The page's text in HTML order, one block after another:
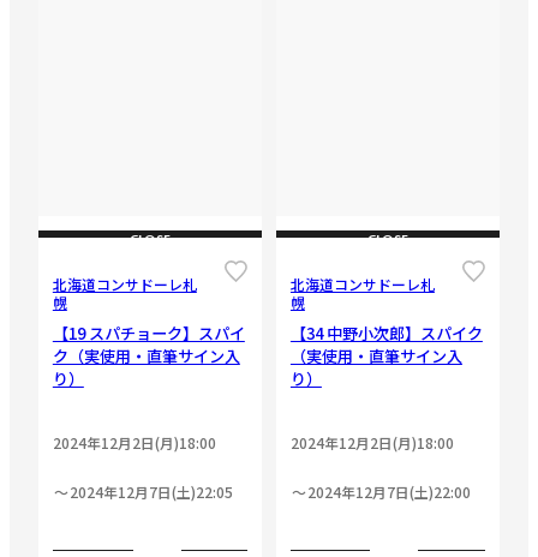
CLOSE
北海道コンサドーレ札
幌
【19 スパチョーク】スパイ
ク（実使用・直筆サイン入
り）
2024年12月2日(月)18:00
2024年12月7日(土)22:05
CLOSE
北海道コンサドーレ札
幌
【34 中野小次郎】スパイク
（実使用・直筆サイン入
り）
2024年12月2日(月)18:00
2024年12月7日(土)22:00